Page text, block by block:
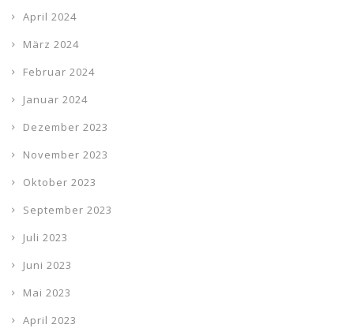
April 2024
März 2024
Februar 2024
Januar 2024
Dezember 2023
November 2023
Oktober 2023
September 2023
Juli 2023
Juni 2023
Mai 2023
April 2023